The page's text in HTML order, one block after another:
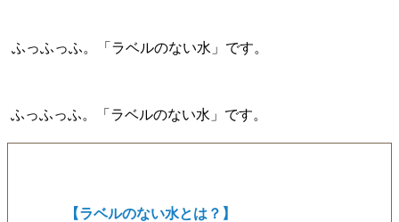
ふっふっふ。「ラベルのない水」です。
ふっふっふ。「ラベルのない水」です。
【ラベルのない水とは？】